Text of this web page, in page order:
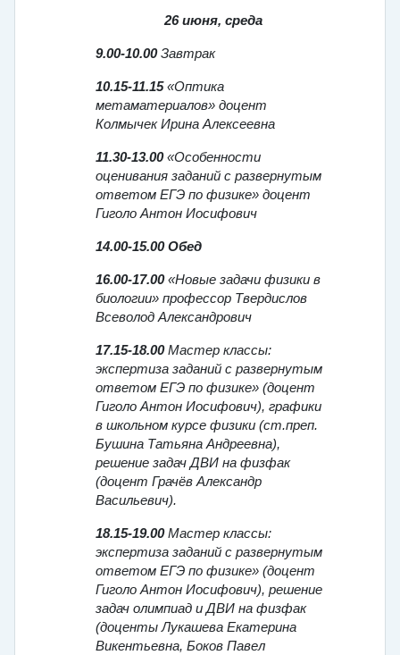
26 июня, среда
9.00-10.00Завтрак
10.15-11.15«Оптика
метаматериалов» доцент
Колмычек Ирина Алексеевна
11.30-13.00«Особенности
оценивания заданий с развернутым
ответом ЕГЭ по физике» доцент
Гиголо Антон Иосифович
14.00-15.00 Обед
16.00-17.00«Новые задачи физики в
биологии» профессор Твердислов
Всеволод Александрович
17.15-18.00Мастер классы:
экспертиза заданий с развернутым
ответом ЕГЭ по физике» (доцент
Гиголо Антон Иосифович), графики
в школьном курсе физики (ст.преп.
Бушина Татьяна Андреевна),
решение задач ДВИ на физфак
(доцент Грачёв Александр
Васильевич).
18.15-19.00Мастер классы:
экспертиза заданий с развернутым
ответом ЕГЭ по физике» (доцент
Гиголо Антон Иосифович), решение
задач олимпиад и ДВИ на физфак
(доценты Лукашева Екатерина
Викентьевна, Боков Павел